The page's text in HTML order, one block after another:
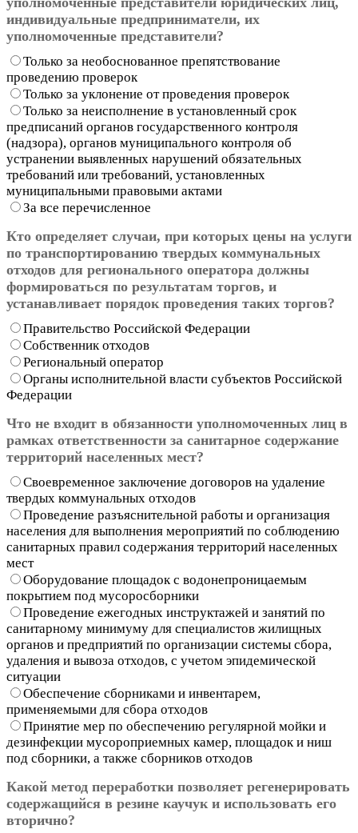
индивидуальные предприниматели, их
уполномоченные представители?
Только за необоснованное препятствование
проведению проверок
Только за уклонение от проведения проверок
Только за неисполнение в установленный срок
предписаний органов государственного контроля
(надзора), органов муниципального контроля об
устранении выявленных нарушений обязательных
требований или требований, установленных
муниципальными правовыми актами
За все перечисленное
Кто определяет случаи, при которых цены на услуги
по транспортированию твердых коммунальных
отходов для регионального оператора должны
формироваться по результатам торгов, и
устанавливает порядок проведения таких торгов?
Правительство Российской Федерации
Собственник отходов
Региональный оператор
Органы исполнительной власти субъектов Российской
Федерации
Что не входит в обязанности уполномоченных лиц в
рамках ответственности за санитарное содержание
территорий населенных мест?
Своевременное заключение договоров на удаление
твердых коммунальных отходов
Проведение разъяснительной работы и организация
населения для выполнения мероприятий по соблюдению
санитарных правил содержания территорий населенных
мест
Оборудование площадок с водонепроницаемым
покрытием под мусоросборники
Проведение ежегодных инструктажей и занятий по
санитарному минимуму для специалистов жилищных
органов и предприятий по организации системы сбора,
удаления и вывоза отходов, с учетом эпидемической
ситуации
Обеспечение сборниками и инвентарем,
применяемыми для сбора отходов
Принятие мер по обеспечению регулярной мойки и
дезинфекции мусороприемных камер, площадок и ниш
под сборники, а также сборников отходов
Какой метод переработки позволяет регенерировать
содержащийся в резине каучук и использовать его
вторично?